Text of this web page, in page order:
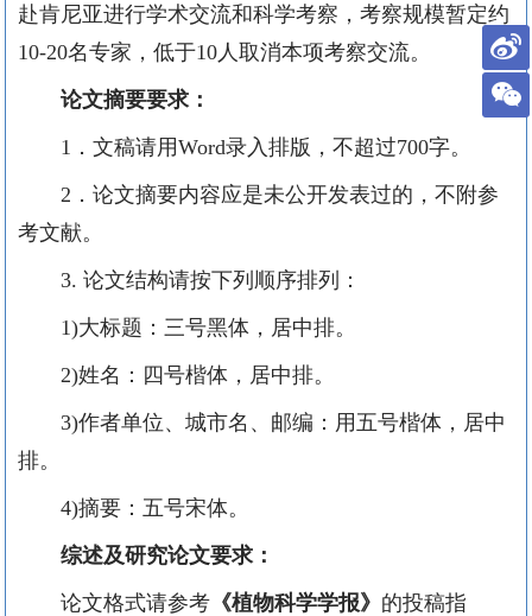
赴肯尼亚进行学术交流和科学考察，考察规模暂定约
10-20名专家，低于10 人取消本项考察交流。
论文摘要要求：
1 ．文稿请用Word录入排版，不超过700字。
2 ．论文摘要内容应是未公开发表过的，不附参
考文献。
3. 论文结构请按下列顺序排列：
1)大标题：三号黑体，居中排。
2)姓名：四号楷体，居中排。
3)作者单位、城市名、邮编：用五号楷体，居中
排。
4)摘要：五号宋体。
综述及研究论文要求：
论文格式请参考 《植物科学学报》 的投稿指